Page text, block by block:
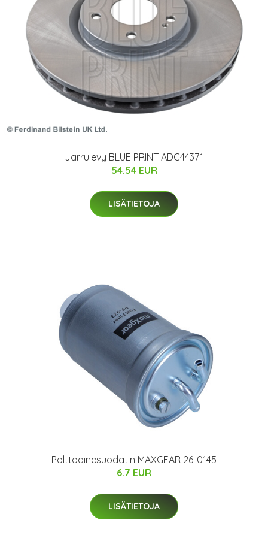
Jarrulevy BLUE PRINT ADC44371
54.54 EUR
LISÄTIETOJA
Polttoainesuodatin MAXGEAR 26-0145
6.7 EUR
LISÄTIETOJA